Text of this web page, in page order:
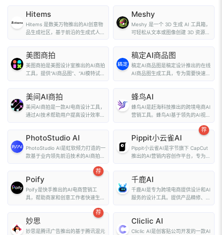
Hitems
Hitems 是数美万物推出的AI创意物
品生成社区，基于前沿的生成式人工
Meshy
Meshy 是一个 3D 生成 AI 工具箱，
可轻松从文本或图像创建 3D 资源，
美图商拍
美图商拍是美图设计室推出的AI商拍
工具，提供“AI商品图”、“AI模特试
稿定AI商品图
稿定AI商品图是稿定设计推出的在线
AI商品图生成工具，专为需要快速更
美间AI商拍
美间AI商拍是一款AI电商设计工具，
通过AI技术帮助用户提高设计效率和
蜂鸟AI
蜂鸟AI是赶海科技推出的跨境电商AI
营销工具。蜂鸟AI基于领先的AI视觉
PhotoStudio AI
PhotoStudio AI是虹软倾力打造的一
款基于业内领先前沿技术的AI商拍摄
荐
Pippit小云雀AI
Pippit小云雀AI是字节旗下 CapCut
推出的AI营销内容创作平台，专为电
荐
Poify
Poify是快手推出的AI电商营销工
具，帮助商家和创意工作者快速生成
千鹿AI
千鹿AI是专为跨境电商提供设计和AI
服务的设计工具。提供产品精修、万
荐
妙思
妙思是腾讯广告推出的基于腾讯混元
Cliclic AI
Cliclic AI是创客贴公司开发的一款AI